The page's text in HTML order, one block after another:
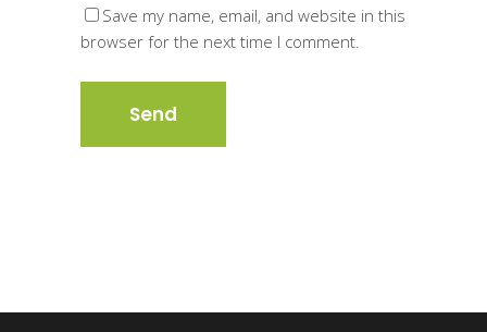
Save my name, email, and website in this
browser for the next time I comment.